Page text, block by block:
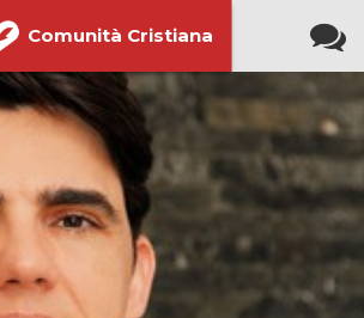
Comunità Cristiana